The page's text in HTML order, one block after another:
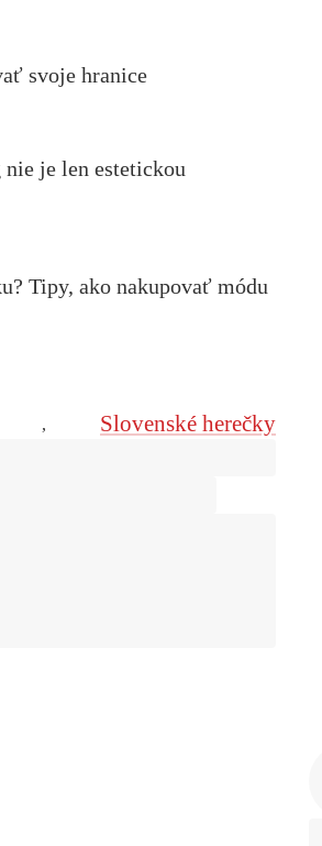
svoje hranice
je len estetickou
Tipy, ako nakupovať módu
, Slovenské herečky